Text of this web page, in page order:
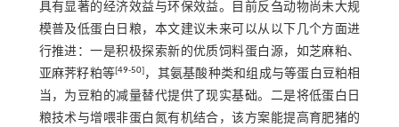
具有显著的经济效益与环保效益。目前反刍动物尚未大规
模普及低蛋白日粮，本文建议未来可以从以下几个方面进
行推进：一是积极探索新的优质饲料蛋白源，如芝麻粕、
亚麻荠籽粕等[49-50] ，其氨基酸种类和组成与等蛋白豆粕相
当，为豆粕的减量替代提供了现实基础。二是将低蛋白日
粮技术与增喂非蛋白氮有机结合，该方案能提高育肥猪的